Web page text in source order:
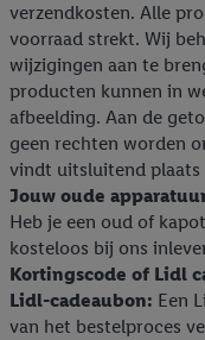
verzendkosten. Alle
voorraad strekt. Wij
wijzigingen aan te
producten kunnen in
afbeelding. Aan de
geen rechten worden
vindt uitsluitend plaats
Jouw oude
Heb je een oud of
kosteloos bij ons
Kortingscode of Lidl
Lidl-cadeaubon: Een
van het bestelproces